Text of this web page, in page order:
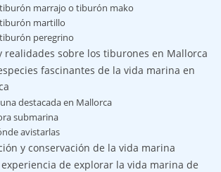
marrajo o tiburón mako
martillo
peregrino
realidades sobre los tiburones en Mallorca
fascinantes de la vida marina en
destacada en Mallorca
submarina
avistarlas
y conservación de la vida marina
experiencia de explorar la vida marina de